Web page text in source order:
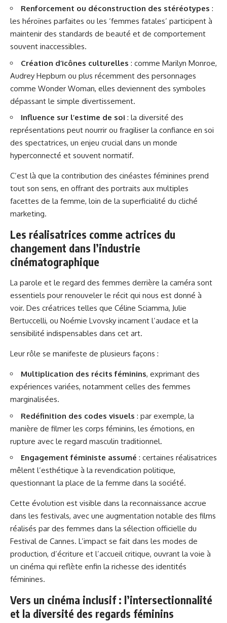
Renforcement ou déconstruction des stéréotypes :
les héroïnes parfaites ou les ‘femmes fatales’ participent à
maintenir des standards de beauté et de comportement
souvent inaccessibles.
Création d’icônes culturelles : comme Marilyn Monroe,
Audrey Hepburn ou plus récemment des personnages
comme Wonder Woman, elles deviennent des symboles
dépassant le simple divertissement.
Influence sur l’estime de soi : la diversité des
représentations peut nourrir ou fragiliser la confiance en soi
des spectatrices, un enjeu crucial dans un monde
hyperconnecté et souvent normatif.
C’est là que la contribution des cinéastes féminines prend
tout son sens, en offrant des portraits aux multiples
facettes de la femme, loin de la superficialité du cliché
marketing.
Les réalisatrices comme actrices du
changement dans l’industrie
cinématographique
La parole et le regard des femmes derrière la caméra sont
essentiels pour renouveler le récit qui nous est donné à
voir. Des créatrices telles que Céline Sciamma, Julie
Bertuccelli, ou Noémie Lvovsky incarnent l’audace et la
sensibilité indispensables dans cet art.
Leur rôle se manifeste de plusieurs façons :
Multiplication des récits féminins, exprimant des
expériences variées, notamment celles des femmes
marginalisées.
Redéfinition des codes visuels : par exemple, la
manière de filmer les corps féminins, les émotions, en
rupture avec le regard masculin traditionnel.
Engagement féministe assumé : certaines réalisatrices
mêlent l’esthétique à la revendication politique,
questionnant la place de la femme dans la société.
Cette évolution est visible dans la reconnaissance accrue
dans les festivals, avec une augmentation notable des films
réalisés par des femmes dans la sélection officielle du
Festival de Cannes. L’impact se fait dans les modes de
production, d’écriture et l’accueil critique, ouvrant la voie à
un cinéma qui reflète enfin la richesse des identités
féminines.
Vers un cinéma inclusif : l’intersectionnalité
et la diversité des regards féminins